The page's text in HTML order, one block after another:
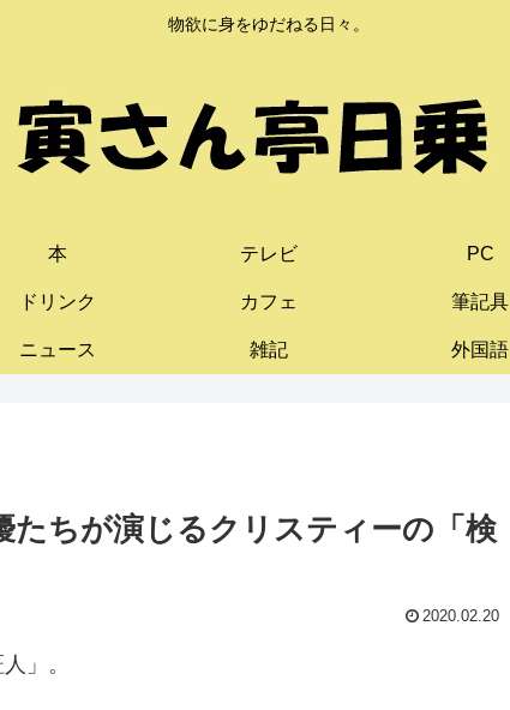
物欲に身をゆだねる日々。
本 テレビ PC
ドリンク カフェ 筆記具
ニュース 雑記 外国語
たちが演じるクリスティーの「検
2020.02.20
」。